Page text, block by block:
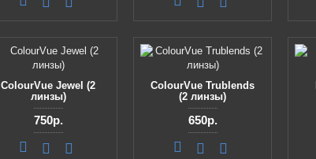
ColourVue Jewel (2
линзы)
750р.
ColourVue Trublends
(2 линзы)
650р.